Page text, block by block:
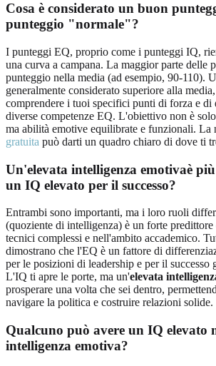
Cosa è considerato un buon
punteggio "normale"?
I punteggi EQ, proprio come i punteggi IQ,
una curva a campana. La maggior parte delle
punteggio nella media (ad esempio, 90-110).
generalmente considerato superiore alla
comprendere i tuoi specifici punti di forza e di
diverse competenze EQ. L'obiettivo non è
ma abilità emotive equilibrate e funzionali. La
gratuita può darti un quadro chiaro di dove ti
Un'elevata intelligenza emotivaè
un IQ elevato per il successo?
Entrambi sono importanti, ma i loro ruoli
(quoziente di intelligenza) è un forte
tecnici complessi e nell'ambito accademico.
dimostrano che l'EQ è un fattore di
per le posizioni di leadership e per il successo
L'IQ ti apre le porte, ma un'elevata
prosperare una volta che sei dentro,
navigare la politica e costruire relazioni solide.
Qualcuno può avere un IQ elevato
intelligenza emotiva?